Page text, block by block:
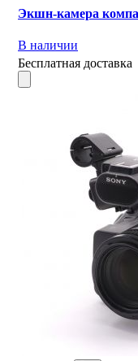
Экшн-камера
В наличии
Бесплатная доставка